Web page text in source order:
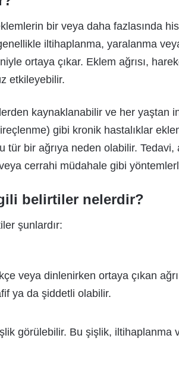
bir veya daha fazlasında
iltihaplanma, yaralanma
ortaya çıkar. Eklem ağrısı,
etkileyebilir.
kaynaklanabilir ve her yaştan
gibi kronik hastalıklar
bir ağrıya neden olabilir. Tedavi,
cerrahi müdahale gibi
belirtiler nelerdir?
şunlardır:
veya dinlenirken ortaya çıkan
ya da şiddetli olabilir.
görülebilir. Bu şişlik, iltihaplanma